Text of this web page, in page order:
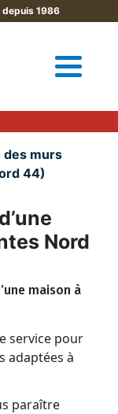
depuis 1986
des murs
44)
d’une
Nord
maison à
service pour
adaptées à
paraître